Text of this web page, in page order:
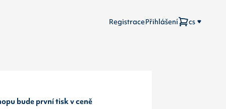
RegistracePřihlášení cs
bude první tisk v ceně